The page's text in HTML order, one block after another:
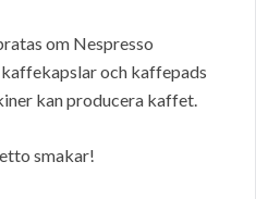
om Nespresso
och kaffepads
kan producera kaffet.
smakar!